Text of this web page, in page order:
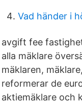
Vad händer i
avgift fee
alla mäklare
mäklaren,
reformerar de
aktiemäklare och